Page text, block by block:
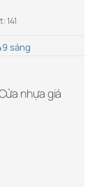
141
sáng
nhựa giá